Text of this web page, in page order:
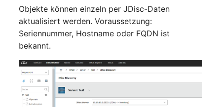
Zugewiesene Objekte
(Organisation)
(Person)
(Personengruppe)
Objekte können einzeln per JDisc-Daten
aktualisiert werden. Voraussetzung:
Seriennummer, Hostname oder FQDN ist
bekannt.